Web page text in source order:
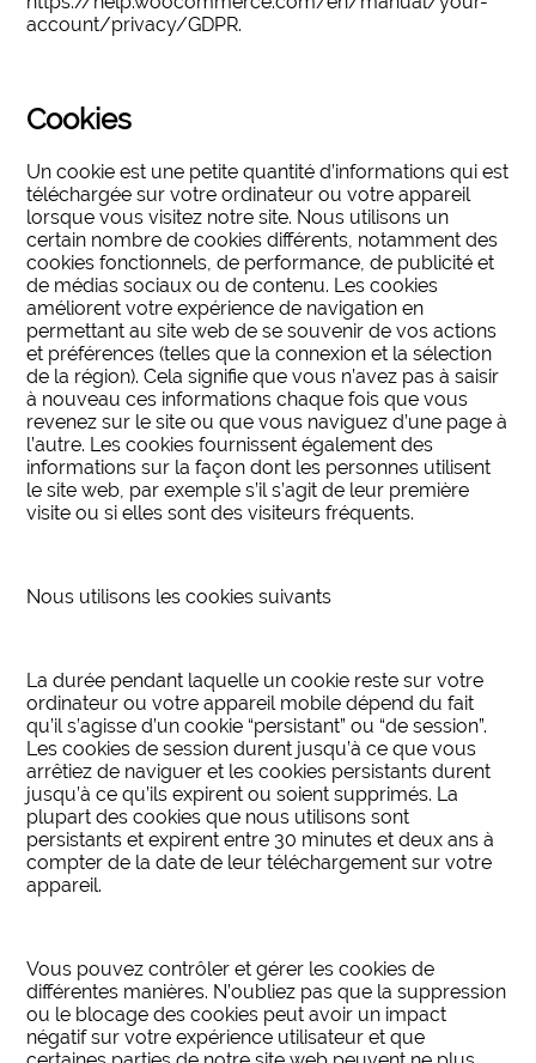
account/privacy/GDPR.
Cookies
Un cookie est une petite quantité d’informations qui est
téléchargée sur votre ordinateur ou votre appareil
lorsque vous visitez notre site. Nous utilisons un
certain nombre de cookies différents, notamment des
cookies fonctionnels, de performance, de publicité et
de médias sociaux ou de contenu. Les cookies
améliorent votre expérience de navigation en
permettant au site web de se souvenir de vos actions
et préférences (telles que la connexion et la sélection
de la région). Cela signifie que vous n’avez pas à saisir
à nouveau ces informations chaque fois que vous
revenez sur le site ou que vous naviguez d’une page à
l’autre. Les cookies fournissent également des
informations sur la façon dont les personnes utilisent
le site web, par exemple s’il s’agit de leur première
visite ou si elles sont des visiteurs fréquents.
Nous utilisons les cookies suivants
La durée pendant laquelle un cookie reste sur votre
ordinateur ou votre appareil mobile dépend du fait
qu’il s’agisse d’un cookie “persistant” ou “de session”.
Les cookies de session durent jusqu’à ce que vous
arrêtiez de naviguer et les cookies persistants durent
jusqu’à ce qu’ils expirent ou soient supprimés. La
plupart des cookies que nous utilisons sont
persistants et expirent entre 30 minutes et deux ans à
compter de la date de leur téléchargement sur votre
appareil.
Vous pouvez contrôler et gérer les cookies de
différentes manières. N’oubliez pas que la suppression
ou le blocage des cookies peut avoir un impact
négatif sur votre expérience utilisateur et que